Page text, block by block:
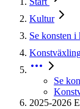
Kultur
Se konsten
Se
2025-2026